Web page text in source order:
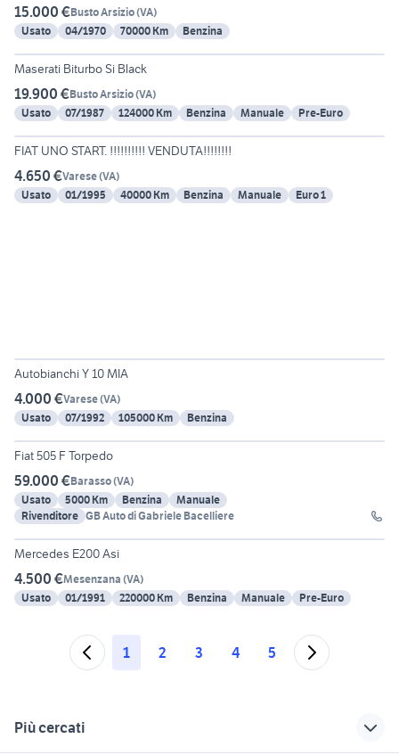
15.000 €Busto Arsizio(VA)
Usato
04/1970 70000 Km Benzina
6
Maserati Biturbo Si Black
19.900 €Busto Arsizio(VA)
Usato
07/1987 124000 Km Benzina Manuale Pre-Euro
6
FIAT UNO START. !!!!!!!!!! VENDUTA!!!!!!!!
4.650 €Varese(VA)
Usato
01/1995 40000 Km Benzina Manuale Euro 1
Autobianchi Y 10 MIA
4.000 €Varese(VA)
Usato
07/1992 105000 Km Benzina
9
Fiat 505 F Torpedo
59.000 €Barasso(VA)
Usato
5000 Km Benzina
Manuale
Rivenditore GB Auto di Gabriele Bacelliere
4
Mercedes E200 Asi
4.500 €Mesenzana (VA)
Usato
01/1991 220000 Km Benzina Manuale Pre-Euro
1 2 3 4 5
Più cercati